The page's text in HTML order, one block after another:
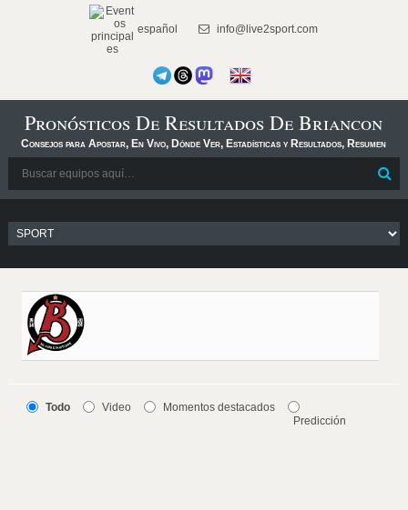
español info@live2sport.com
Pronósticos De Resultados De Briancon
Consejos para Apostar, En Vivo, Dónde Ver, Estadísticas y Resultados, Resumen
Todo Video
Momentos destacados
Predicción